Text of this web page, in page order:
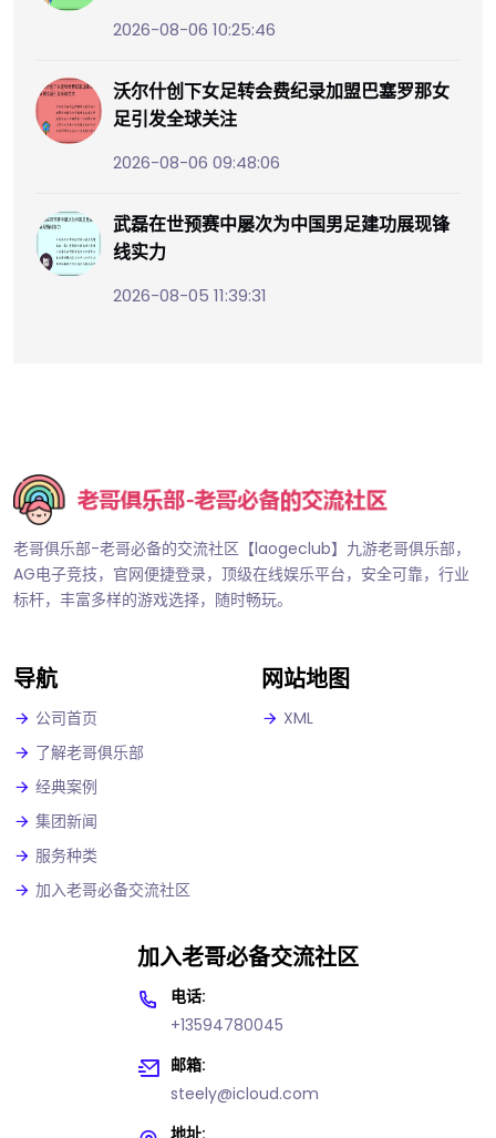
2026-08-06 10:25:46
沃尔什创下女足转会费纪录加盟巴塞罗那女
足引发全球关注
2026-08-06 09:48:06
武磊在世预赛中屡次为中国男足建功展现锋
线实力
2026-08-05 11:39:31
老哥俱乐部-老哥必备的交流社区【laogeclub】九游老哥俱乐部，
AG电子竞技，官网便捷登录，顶级在线娱乐平台，安全可靠，行业
标杆，丰富多样的游戏选择，随时畅玩。
导航
公司首页
了解老哥俱乐部
经典案例
集团新闻
服务种类
加入老哥必备交流社区
网站地图
XML
加入老哥必备交流社区
电话:
+13594780045
邮箱:
steely@icloud.com